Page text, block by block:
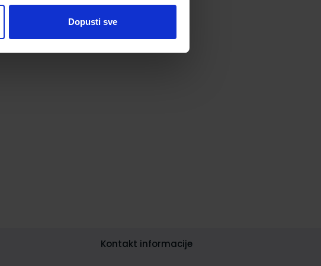
Dopusti sve
Kontakt informacije